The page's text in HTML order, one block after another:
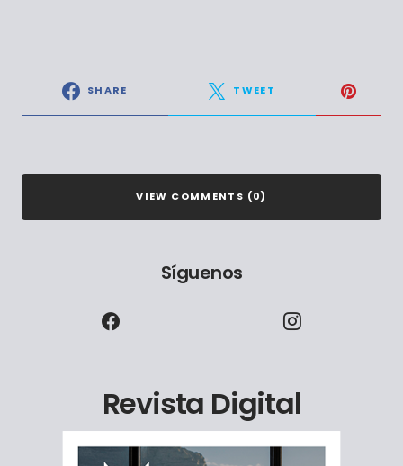
SHARE TWEET
VIEW COMMENTS (0)
Síguenos
Revista Digital